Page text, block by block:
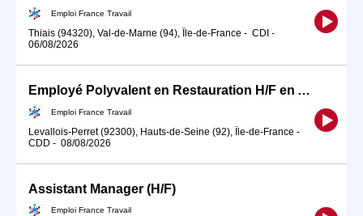
Emploi France Travail
Thiais (94320), Val-de-Marne (94), Île-de-France - CDI -
06/08/2026
Employé Polyvalent en Restauration H/F en Alternance (EPR) (H/F)
Emploi France Travail
Levallois-Perret (92300), Hauts-de-Seine (92), Île-de-France -
CDD - 08/08/2026
Assistant Manager (H/F)
Emploi France Travail